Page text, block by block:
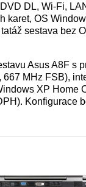
DL, Wi-Fi,
karet, OS
sestava bez
Asus A8F s
MHz FSB),
XP Home
Konfigurace